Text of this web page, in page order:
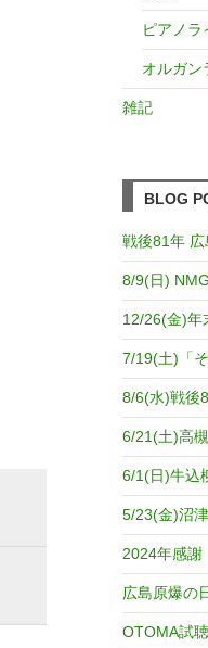
ピアノラ
オルガン
雑記
BLOG
戦後81年 広
8/9(日)
12/26(金)年
7/19(土)「
8/6(水)戦後
6/21(土)高
6/1(日)牛込
5/23(金)沼
2024年感謝
広島原爆の
OTOMA試